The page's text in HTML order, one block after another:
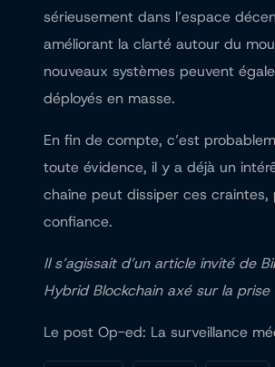
sérieusement dans l’espace
améliorant la clarté autour du
nouveaux systèmes peuvent
déployés en masse.
En fin de compte, c’est
toute évidence, il y a déjà un
chaîne peut dissiper ces
confiance.
Il s’agissait d’un article invité de
Hybrid Blockchain axé sur la
Le post Op-ed: La surveillance